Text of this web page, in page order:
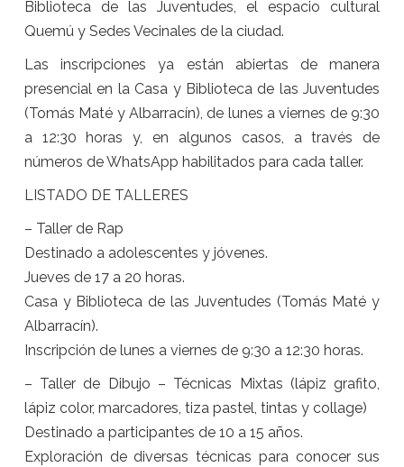
Biblioteca de las Juventudes, el espacio cultural
Quemú y Sedes Vecinales de la ciudad.
Las inscripciones ya están abiertas de manera
presencial en la Casa y Biblioteca de las Juventudes
(Tomás Maté y Albarracín), de lunes a viernes de 9:30
a 12:30 horas y, en algunos casos, a través de
números de WhatsApp habilitados para cada taller.
LISTADO DE TALLERES
– Taller de Rap
Destinado a adolescentes y jóvenes.
Jueves de 17 a 20 horas.
Casa y Biblioteca de las Juventudes (Tomás Maté y
Albarracín).
Inscripción de lunes a viernes de 9:30 a 12:30 horas.
– Taller de Dibujo – Técnicas Mixtas (lápiz grafito,
lápiz color, marcadores, tiza pastel, tintas y collage)
Destinado a participantes de 10 a 15 años.
Exploración de diversas técnicas para conocer sus